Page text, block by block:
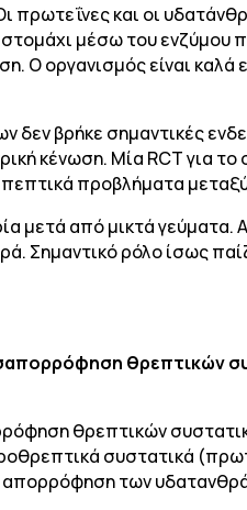
και οι
μέσω του ενζύμου
Ο οργανισμός είναι καλά
βρήκε σημαντικές
κένωση. Μία RCT για
προβλήματα
από μικτά γεύματα.
Σημαντικό ρόλο ίσως
θρεπτικών
θρεπτικών
συστατικά
απορρόφηση των